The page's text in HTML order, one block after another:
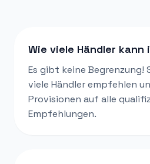
Wie viele Händler kann
Es gibt keine Begrenzung!
viele Händler empfehlen
Provisionen auf alle
Empfehlungen.